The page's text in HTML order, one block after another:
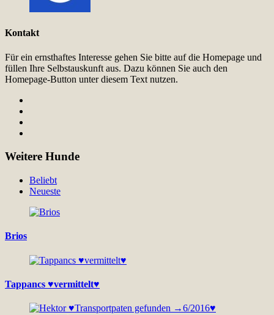
Kontakt
Für ein ernsthaftes Interesse gehen Sie bitte auf die Homepage und
füllen Ihre Selbstauskunft aus. Dazu können Sie auch den
Homepage-Button unter diesem Text nutzen.
Weitere Hunde
Beliebt
Neueste
Brios
Tappancs ♥vermittelt♥